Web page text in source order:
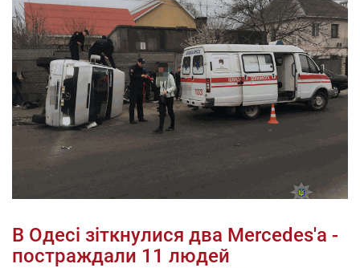
В Одесі зіткнулися два Mercedes'а -
постраждали 11 людей